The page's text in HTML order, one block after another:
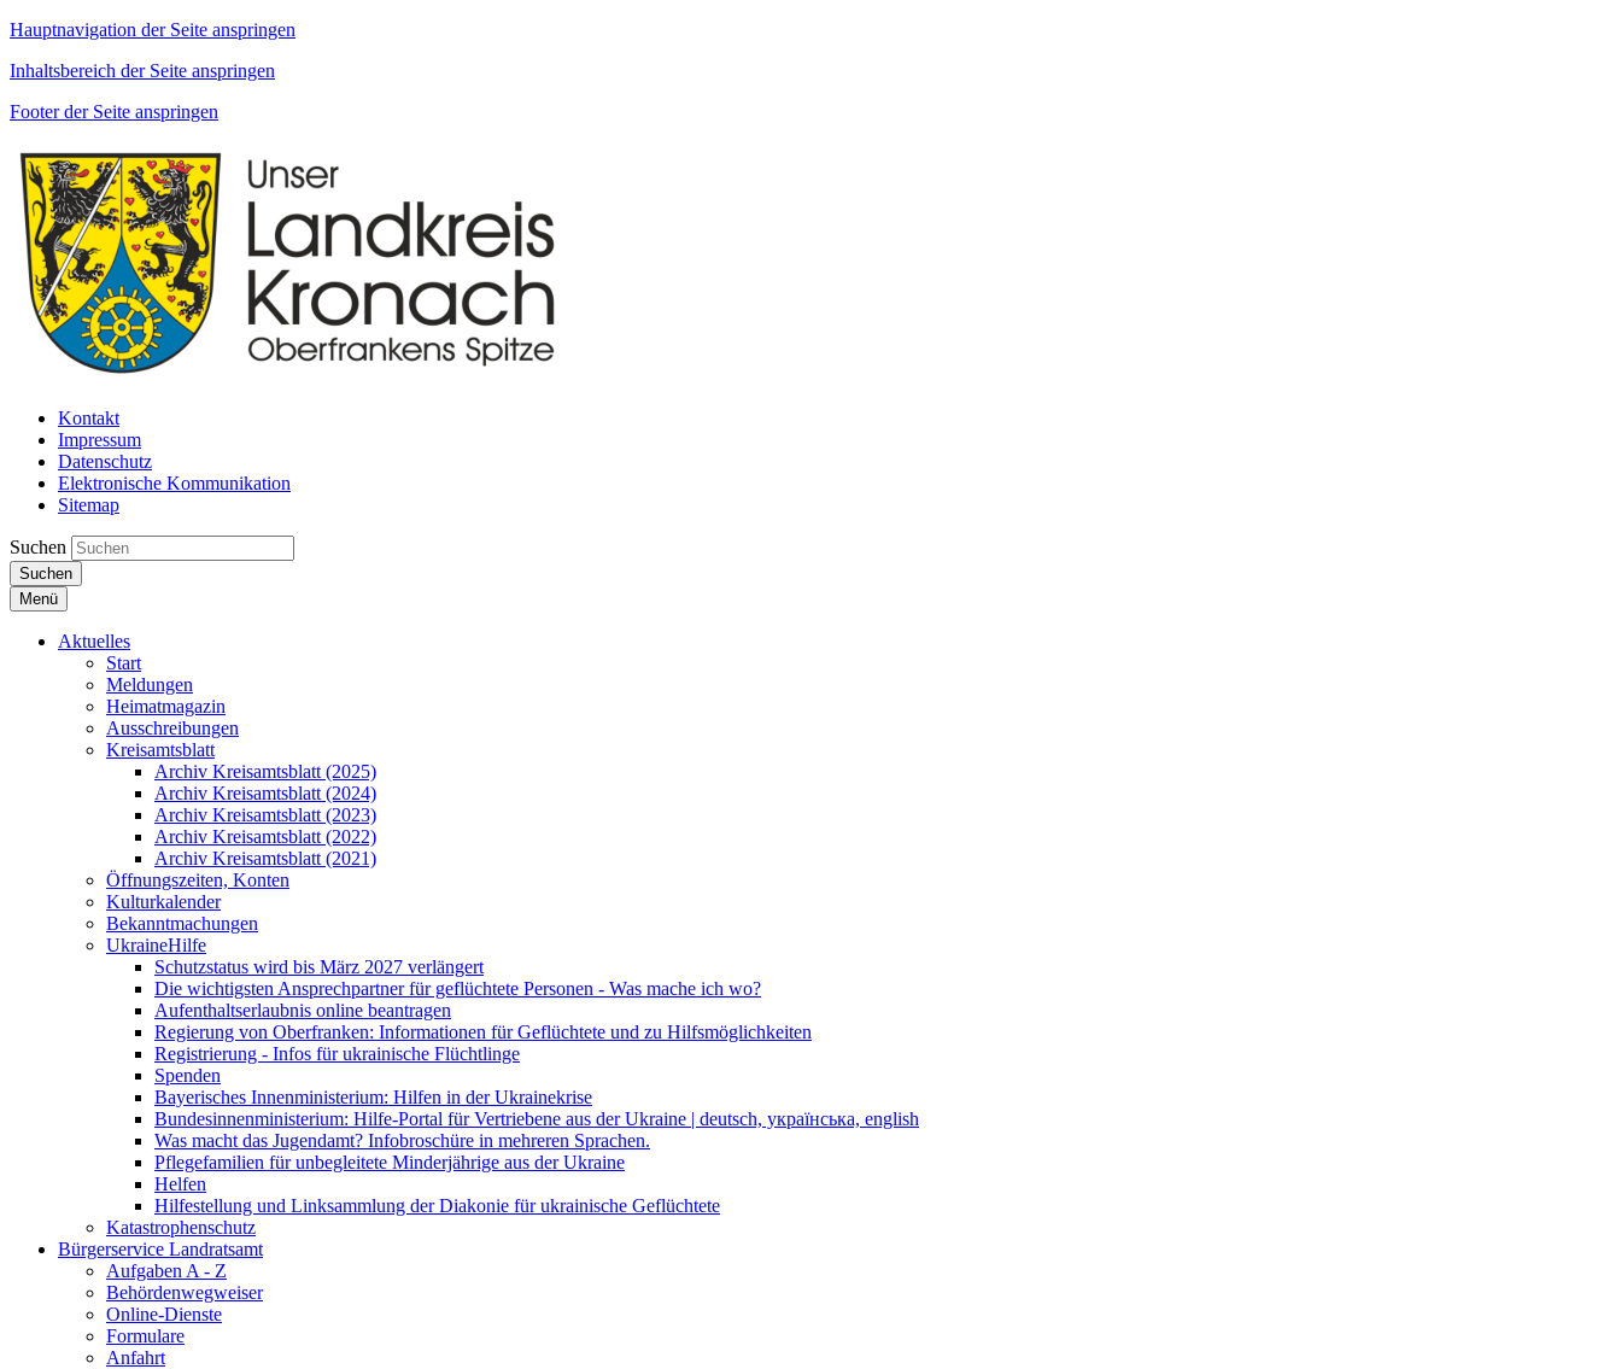
Hauptnavigation der Seite anspringen
Inhaltsbereich der Seite anspringen
Footer der Seite anspringen
Kontakt
Impressum
Datenschutz
Elektronische Kommunikation
Sitemap
Suchen
Suchen
Menü
Aktuelles
Start
Meldungen
Heimatmagazin
Ausschreibungen
Kreisamtsblatt
Archiv Kreisamtsblatt (2025)
Archiv Kreisamtsblatt (2024)
Archiv Kreisamtsblatt (2023)
Archiv Kreisamtsblatt (2022)
Archiv Kreisamtsblatt (2021)
Öffnungszeiten, Konten
Kulturkalender
Bekanntmachungen
UkraineHilfe
Schutzstatus wird bis März 2027 verlängert
Die wichtigsten Ansprechpartner für geflüchtete Personen - Was mache ich wo?
Aufenthaltserlaubnis online beantragen
Regierung von Oberfranken: Informationen für Geflüchtete und zu Hilfsmöglichkeiten
Registrierung - Infos für ukrainische Flüchtlinge
Spenden
Bayerisches Innenministerium: Hilfen in der Ukrainekrise
Bundesinnenministerium: Hilfe-Portal für Vertriebene aus der Ukraine | deutsch, українська, english
Was macht das Jugendamt? Infobroschüre in mehreren Sprachen.
Pflegefamilien für unbegleitete Minderjährige aus der Ukraine
Helfen
Hilfestellung und Linksammlung der Diakonie für ukrainische Geflüchtete
Katastrophenschutz
Bürgerservice Landratsamt
Aufgaben A - Z
Behördenwegweiser
Online-Dienste
Formulare
Anfahrt